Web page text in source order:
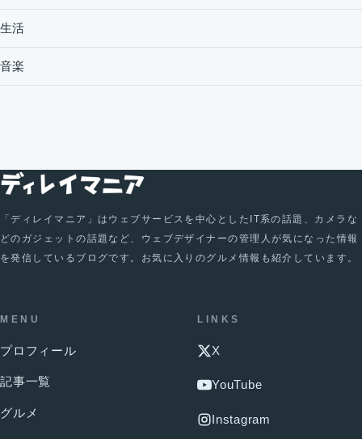
生活
音楽
「ディレイマニア」はウェブサービスを中心としたIT系の話題、カメラな
どのガジェットの話題など、ウェブデザイナーの管理人が気になった情報
を発信しているブログです。お気に入りのグルメ情報も紹介しています。
MENU
プロフィール
記事一覧
グルメ
LINKS
X
YouTube
Instagram